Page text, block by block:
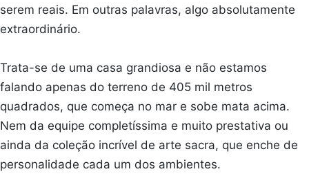
serem reais. Em outras palavras, algo absolutamente
extraordinário.
Trata-se de uma casa grandiosa e não estamos
falando apenas do terreno de 405 mil metros
quadrados, que começa no mar e sobe mata acima.
Nem da equipe completíssima e muito prestativa ou
ainda da coleção incrível de arte sacra, que enche de
personalidade cada um dos ambientes.